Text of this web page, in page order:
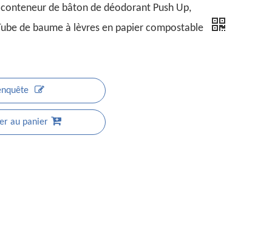
de bâton de déodorant Push Up,
de baume à lèvres en papier compostable
au panier